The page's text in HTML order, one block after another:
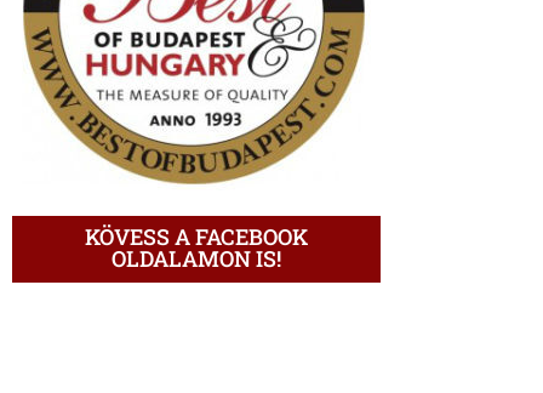
KÖVESS A FACEBOOK
OLDALAMON IS!